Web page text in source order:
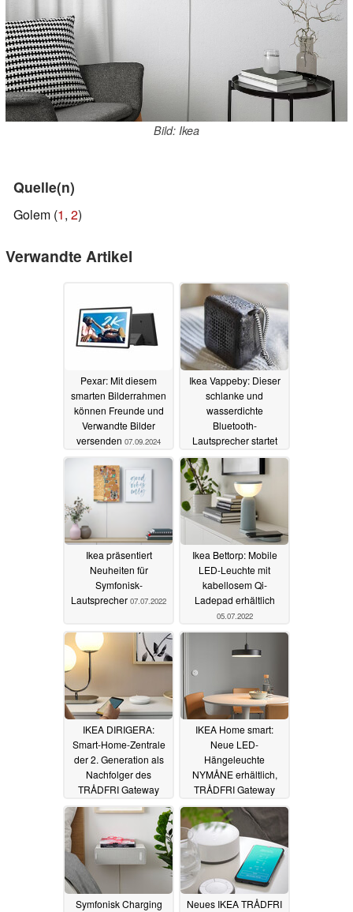
Bild: Ikea
Quelle(n)
Golem (1, 2)
Verwandte Artikel
Pexar: Mit diesem
smarten Bilderrahmen
können Freunde und
Verwandte Bilder
versenden 07.09.2024
Ikea Vappeby: Dieser
schlanke und
wasserdichte
Bluetooth-
Lautsprecher startet
demnächst zum extrem
günstigen Preis
18.03.2023
Ikea präsentiert
Neuheiten für
Symfonisk-
Lautsprecher 07.07.2022
Ikea Bettorp: Mobile
LED-Leuchte mit
kabellosem Qi-
Ladepad erhältlich
05.07.2022
IKEA DIRIGERA:
Smart-Home-Zentrale
der 2. Generation als
Nachfolger des
TRÅDFRI Gateway
zeigt sich
14.04.2022
IKEA Home smart:
Neue LED-
Hängeleuchte
NYMÅNE erhältlich,
TRÅDFRI Gateway
nochmal teurer
08.04.2022
Symfonisk Charging
Neues IKEA TRÅDFRI